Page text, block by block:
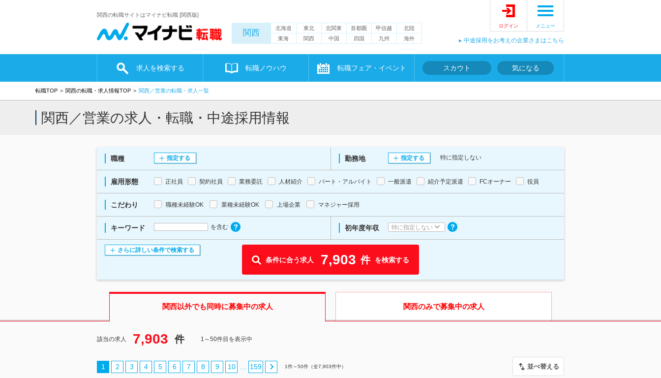
関西の転職サイトはマイナビ転職 [関西版]
関西 北海道 東北 北関東 首都圏 甲信越
北陸
東海
関西 中国 四国 九州 海外
ログイン メニュー
中途採用をお考えの企業さまはこちら
求人を検索する 転職ノウハウ 転職フェア・イベント スカウト 気になる
転職TOP 関西の転職・求人情報TOP 関西／営業の転職・求人一覧
関西／営業の求人・転職・中途採用情報
職種 指定する 勤務地 指定する 特に指定しない
雇用形態 正社員 契約社員 業務委託 人材紹介 パート・アルバイト 一般派遣 紹介予定派遣 FCオーナー 役員
こだわり 職種未経験OK 業種未経験OK 上場企業 マネジャー採用
キーワード を含む 初年度年収 特に指定しない
さらに詳しい条件で検索する
条件に合う求人 7,903 件 を検索する
関西以外でも同時に募集中の求人 関西のみで募集中の求人
該当の求人 7,903 件 1～50件目を表示中
1 2 3 4 5 6 7 8 9 10 … 159 1件～50件（全7,903件中） 並べ替える